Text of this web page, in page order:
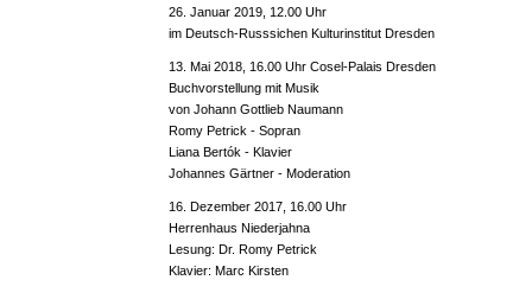
26. Januar 2019, 12.00 Uhr
im Deutsch-Russsichen Kulturinstitut Dresden
13. Mai 2018, 16.00 Uhr Cosel-Palais Dresden
Buchvorstellung mit Musik
von Johann Gottlieb Naumann
Romy Petrick - Sopran
Liana Bertók - Klavier
Johannes Gärtner - Moderation
16. Dezember 2017, 16.00 Uhr
Herrenhaus Niederjahna
Lesung: Dr. Romy Petrick
Klavier: Marc Kirsten